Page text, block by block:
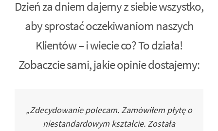
Dzień za dniem dajemy z siebie wszystko,
aby sprostać oczekiwaniom naszych
Klientów – i wiecie co? To działa!
Zobaczcie sami, jakie opinie dostajemy:
„Zdecydowanie polecam. Zamówiłem płytę o
niestandardowym kształcie. Została